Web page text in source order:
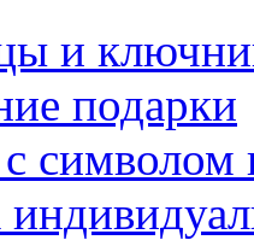
и
подарки
символом